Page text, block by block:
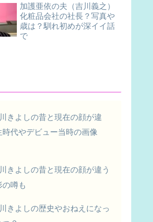
加護亜依の夫（吉川義之）
化粧品会社の社長？写真や
歳は？馴れ初めが深イイ話
で
きよしの昔と現在の顔が違
時代やデビュー当時の画像
きよしの昔と現在の顔が違う
の噂も
きよしの歴史やおねえになっ